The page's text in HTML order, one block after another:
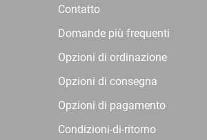
Contatto
Domande più frequenti
Opzioni di ordinazione
Opzioni di consegna
Opzioni di pagamento
Condizioni-di-ritorno